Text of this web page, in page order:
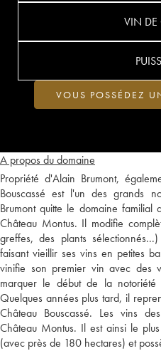
A propos du domaine
Propriété d'Alain Brumont,
Bouscassé est l'un des grands
Brumont quitte le domaine familial
Château Montus. Il modifie
greffes, des plants
faisant vieillir ses vins en petites
vinifie son premier vin avec des
marquer le début de la
Quelques années plus tard, il
Château Bouscassé. Les vins
Château Montus. Il est ainsi le
(avec près de 180 hectares) et
VIN DE
VOUS POSSÉDEZ